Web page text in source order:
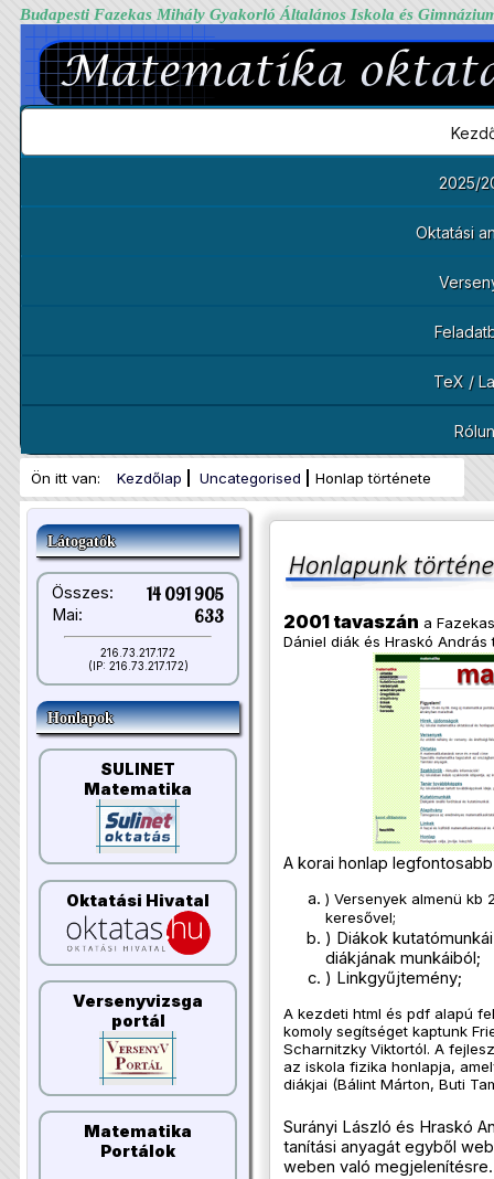
Budapesti Fazekas Mihály Gyakorló Általános Iskola és
2025/
Oktatási
TeX /
Ön itt van: Kezdőlap Uncategorised Honlap története
Látogatók
Összes: 14 091 905
Mai: 633
216.73.217.172
(IP: 216.73.217.172)
Honlapok
SULINET
Matematika
Oktatási Hivatal
Versenyvizsga
portál
Matematika
Portálok
2001 tavaszán a
Dániel diák és Hraskó
A korai honlap
) Versenyek almenü
keresővel;
) Diákok
diákjának munkáiból;
) Linkgyűjtemény;
A kezdeti html és pdf alapú
komoly segítséget kaptunk
Scharnitzky Viktortól. A
az iskola fizika honlapja,
diákjai (Bálint Márton, Buti
Surányi László és Hraskó
tanítási anyagát egyből
weben való megjelenítésre.